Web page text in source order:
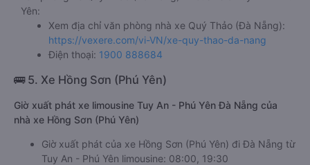
Yên:
Xem địa chỉ văn phòng nhà xe Quý Thảo (Đà Nẵng):
https://vexere.com/vi-VN/xe-quy-thao-da-nang
Điện thoại: 1900 888684
🚌 5. Xe Hồng Sơn (Phú Yên)
Giờ xuất phát xe limousine Tuy An - Phú Yên Đà Nẵng của
nhà xe Hồng Sơn (Phú Yên)
Giờ xuất phát của xe Hồng Sơn (Phú Yên) đi Đà Nẵng từ
Tuy An - Phú Yên limousine: 08:00, 19:30